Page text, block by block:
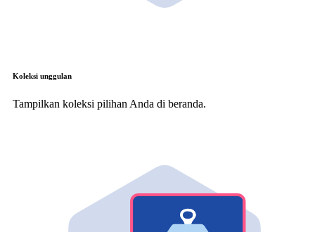
Koleksi unggulan
Tampilkan koleksi pilihan Anda di beranda.